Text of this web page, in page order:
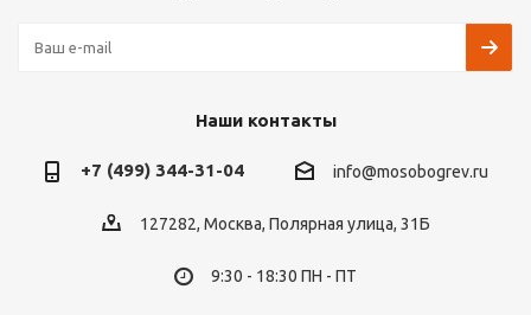
Наши контакты
+7 (499) 344-31-04 info@mosobogrev.ru
127282, Москва, Полярная улица, 31Б
9:30 - 18:30 ПН - ПТ